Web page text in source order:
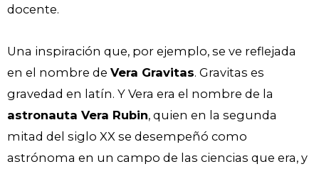
docente.
Una inspiración que, por ejemplo, se ve reflejada
en el nombre de Vera Gravitas. Gravitas es
gravedad en latín. Y Vera era el nombre de la
astronauta Vera Rubin, quien en la segunda
mitad del siglo XX se desempeñó como
astrónoma en un campo de las ciencias que era, y